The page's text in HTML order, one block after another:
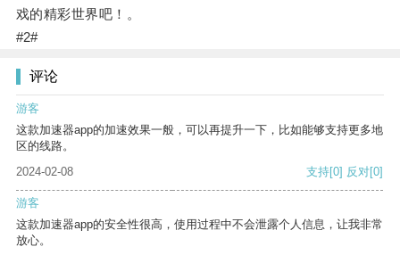
戏的精彩世界吧！。
#2#
评论
游客
这款加速器app的加速效果一般，可以再提升一下，比如能够支持更多地
区的线路。
2024-02-08
支持[0] 反对[0]
游客
这款加速器app的安全性很高，使用过程中不会泄露个人信息，让我非常
放心。